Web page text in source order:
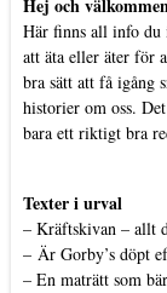
Hej och
Här finns all info du
att äta eller äter för
bra sätt att få igång
historier om oss.
bara ett riktigt bra
Texter i urval
– Kräftskivan – allt
– Är Gorby’s döpt
– En maträtt som